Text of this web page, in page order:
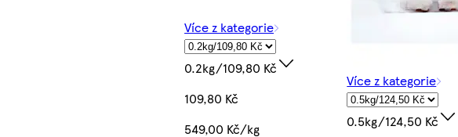
Více z kategorie
0.2kg/109,80 Kč
109,80 Kč
549,00 Kč/kg
Více z kategorie
0.5kg/124,50 Kč